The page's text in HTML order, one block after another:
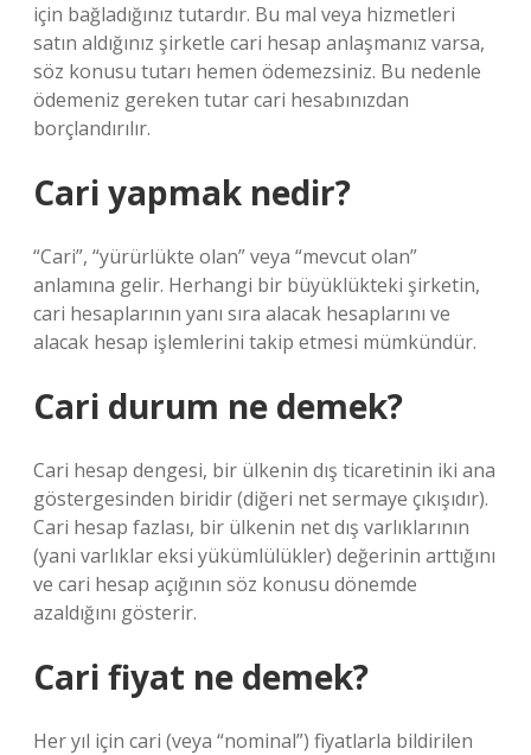
için bağladığınız tutardır. Bu mal veya hizmetleri
satın aldığınız şirketle cari hesap anlaşmanız varsa,
söz konusu tutarı hemen ödemezsiniz. Bu nedenle
ödemeniz gereken tutar cari hesabınızdan
borçlandırılır.
Cari yapmak nedir?
“Cari”, “yürürlükte olan” veya “mevcut olan”
anlamına gelir. Herhangi bir büyüklükteki şirketin,
cari hesaplarının yanı sıra alacak hesaplarını ve
alacak hesap işlemlerini takip etmesi mümkündür.
Cari durum ne demek?
Cari hesap dengesi, bir ülkenin dış ticaretinin iki ana
göstergesinden biridir (diğeri net sermaye çıkışıdır).
Cari hesap fazlası, bir ülkenin net dış varlıklarının
(yani varlıklar eksi yükümlülükler) değerinin arttığını
ve cari hesap açığının söz konusu dönemde
azaldığını gösterir.
Cari fiyat ne demek?
Her yıl için cari (veya “nominal”) fiyatlarla bildirilen